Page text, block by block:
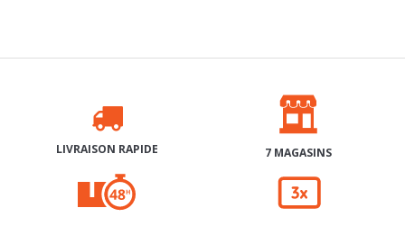
LIVRAISON RAPIDE 7 MAGASINS